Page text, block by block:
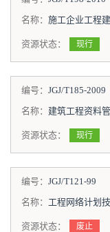
名称： 施工企业工程
资源状态： 现行
编号： JGJ/T185-2009
名称： 建筑工程资料
资源状态： 现行
编号： JGJ/T121-99
名称： 工程网络计划
资源状态： 废止